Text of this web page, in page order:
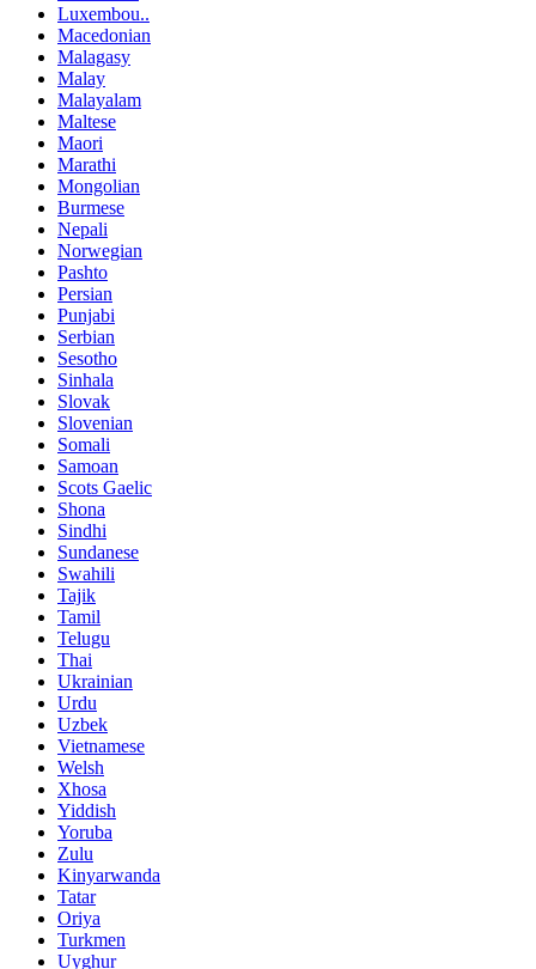
Luxembou..
Macedonian
Malagasy
Malay
Malayalam
Maltese
Maori
Marathi
Mongolian
Burmese
Nepali
Norwegian
Pashto
Persian
Punjabi
Serbian
Sesotho
Sinhala
Slovak
Slovenian
Somali
Samoan
Scots Gaelic
Shona
Sindhi
Sundanese
Swahili
Tajik
Tamil
Telugu
Thai
Ukrainian
Urdu
Uzbek
Vietnamese
Welsh
Xhosa
Yiddish
Yoruba
Zulu
Kinyarwanda
Tatar
Oriya
Turkmen
Uyghur